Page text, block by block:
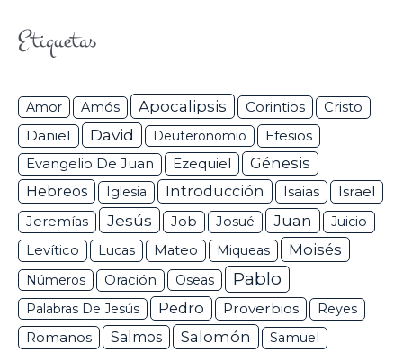
Etiquetas
Amor Amós Apocalipsis Corintios Cristo
Daniel David Deuteronomio Efesios
Evangelio De Juan Ezequiel
Génesis
Hebreos
Iglesia Introducción Isaias Israel
Jeremías Jesús Job Josué Juan
Juicio
Levítico
Lucas Mateo Miqueas Moisés
Números Oración Oseas Pablo
Palabras De Jesús Pedro Proverbios Reyes
Romanos Salmos Salomón
Samuel